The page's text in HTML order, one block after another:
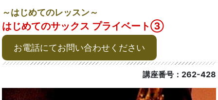
～はじめてのレッスン～
はじめてのサックス プライベート③
お電話にてお問い合わせください
講座番号：262-428